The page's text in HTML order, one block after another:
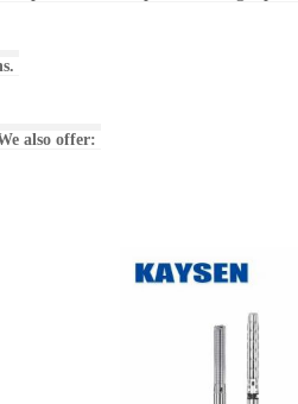
also offer: